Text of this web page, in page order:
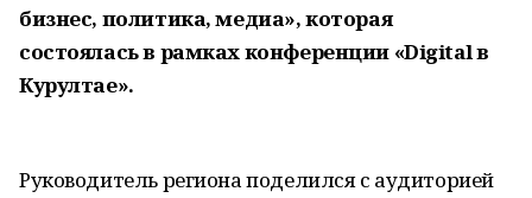
бизнес, политика, медиа», которая
состоялась в рамках конференции «Digital в
Курултае».
Руководитель региона поделился с аудиторией